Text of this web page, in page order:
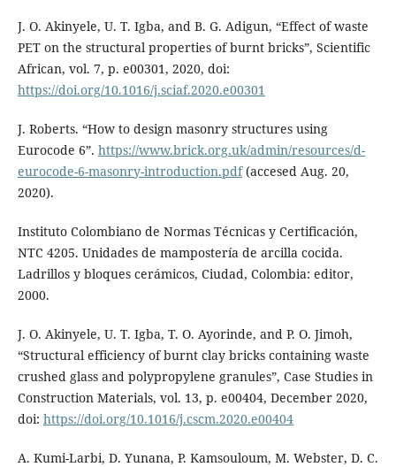
J. O. Akinyele, U. T. Igba, and B. G. Adigun, “Effect of waste
PET on the structural properties of burnt bricks”, Scientific
African, vol. 7, p. e00301, 2020, doi:
https://doi.org/10.1016/j.sciaf.2020.e00301
J. Roberts. “How to design masonry structures using
Eurocode 6”. https://www.brick.org.uk/admin/resources/d-
eurocode-6-masonry-introduction.pdf(accesed Aug. 20,
2020).
Instituto Colombiano de Normas Técnicas y Certificación,
NTC 4205. Unidades de mampostería de arcilla cocida.
Ladrillos y bloques cerámicos, Ciudad, Colombia: editor,
2000.
J. O. Akinyele, U. T. Igba, T. O. Ayorinde, and P. O. Jimoh,
“Structural efficiency of burnt clay bricks containing waste
crushed glass and polypropylene granules”, Case Studies in
Construction Materials, vol. 13, p. e00404, December 2020,
doi: https://doi.org/10.1016/j.cscm.2020.e00404
A. Kumi-Larbi, D. Yunana, P. Kamsouloum, M. Webster, D. C.